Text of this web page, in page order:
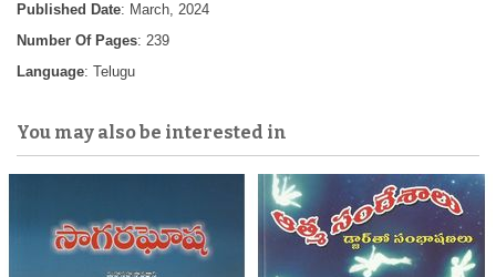
Published Date: March, 2024
Number Of Pages: 239
Language: Telugu
You may also be interested in